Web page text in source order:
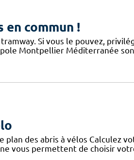
commun !
Si vous le pouvez,
Montpellier Méditerranée
des abris à vélos Calculez
vous permettent de choisir